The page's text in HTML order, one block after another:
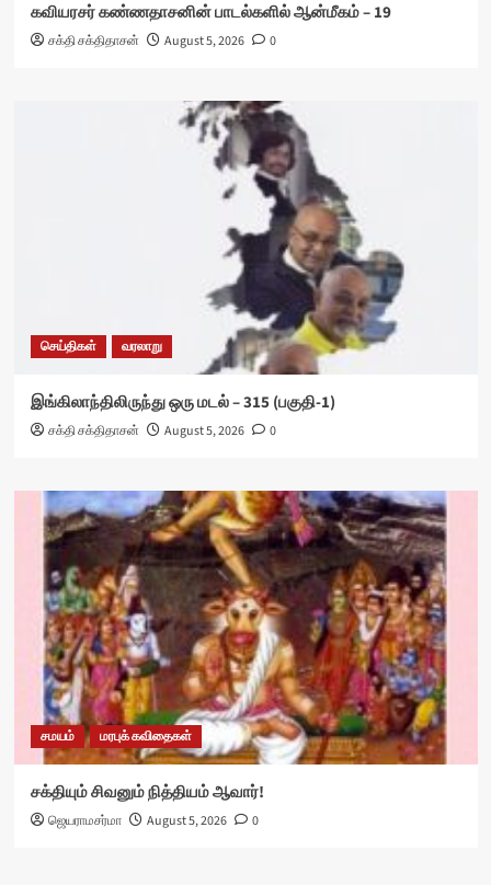
கவியரசர் கண்ணதாசனின் பாடல்களில் ஆன்மீகம் – 19
சக்தி சக்திதாசன் August 5, 2026 0
செய்திகள் வரலாறு
இங்கிலாந்திலிருந்து ஒரு மடல் – 315 (பகுதி-1)
சக்தி சக்திதாசன் August 5, 2026 0
சமயம் மரபுக் கவிதைகள்
சக்தியும் சிவனும் நித்தியம் ஆவார்!
ஜெயராமசர்மா August 5, 2026 0